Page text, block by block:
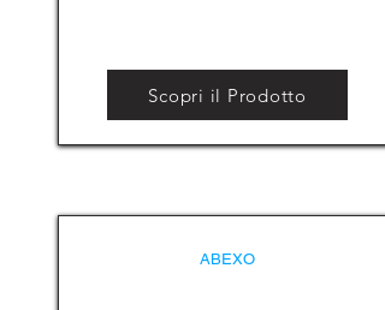
Scopri il Prodotto
ABEXO